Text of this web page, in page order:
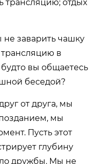
трансляцию; отдых
заварить чашку
в
вы общаетесь
беседой?
от друга, мы
мы
Пусть этот
глубину
дружбы. Мы не